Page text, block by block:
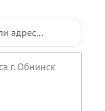
г. Обнинск